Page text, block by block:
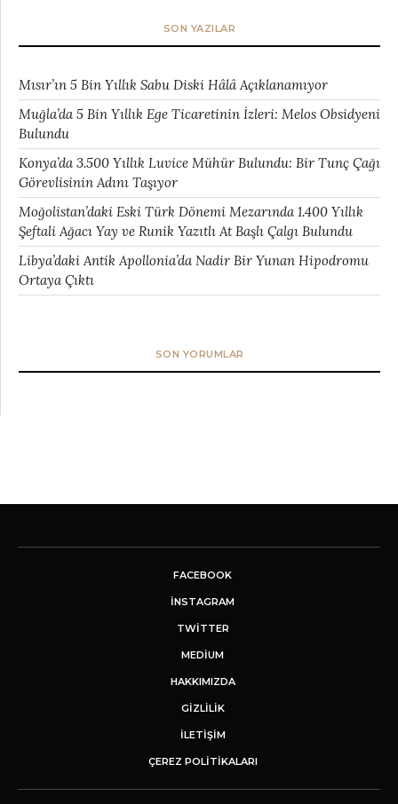
SON YAZILAR
Mısır’ın 5 Bin Yıllık Sabu Diski Hâlâ Açıklanamıyor
Muğla’da 5 Bin Yıllık Ege Ticaretinin İzleri: Melos Obsidyeni
Bulundu
Konya’da 3.500 Yıllık Luvice Mühür Bulundu: Bir Tunç Çağı
Görevlisinin Adını Taşıyor
Moğolistan’daki Eski Türk Dönemi Mezarında 1.400 Yıllık
Şeftali Ağacı Yay ve Runik Yazıtlı At Başlı Çalgı Bulundu
Libya’daki Antik Apollonia’da Nadir Bir Yunan Hipodromu
Ortaya Çıktı
SON YORUMLAR
FACEBOOK
INSTAGRAM
TWITTER
MEDIUM
HAKKIMIZDA
GİZLİLİK
İLETIŞIM
ÇEREZ POLITIKALARI